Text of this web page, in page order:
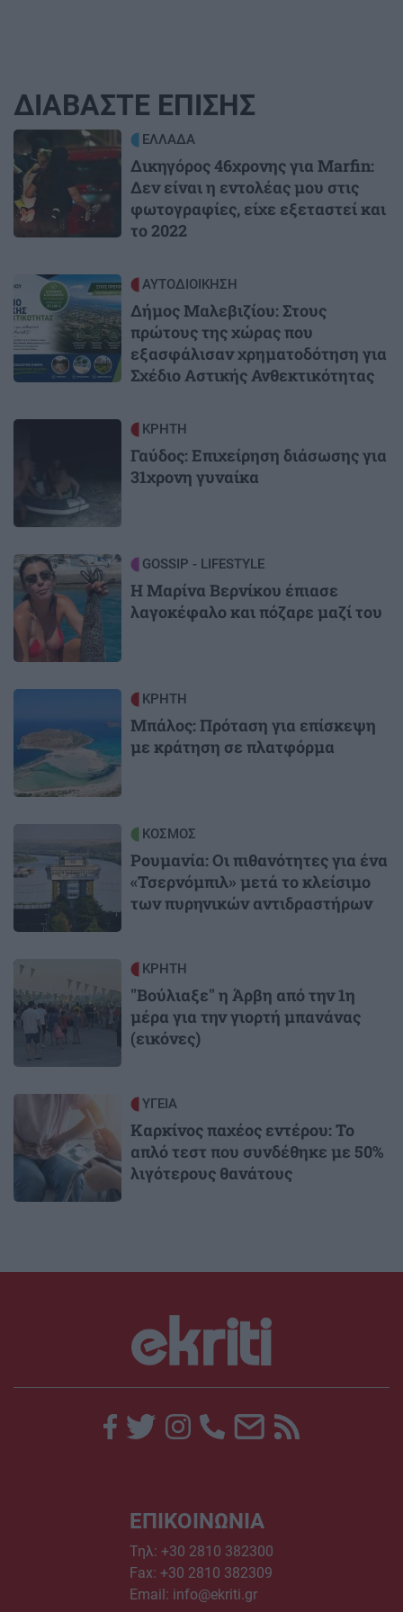
ΔΙΑΒΑΣΤΕ ΕΠΙΣΗΣ
ΕΛΛΑΔΑ
Δικηγόρος 46χρονης για Marfin:
Δεν είναι η εντολέας μου στις
φωτογραφίες, είχε εξεταστεί και
το 2022
Image ΑΥΤΟΔΙΟΙΚΗΣΗ
Δήμος Μαλεβιζίου: Στους
πρώτους της χώρας που
εξασφάλισαν χρηματοδότηση για
Σχέδιο Αστικής Ανθεκτικότητας
ΚΡΗΤΗ
Γαύδος: Επιχείρηση διάσωσης για
31χρονη γυναίκα
Image GOSSIP - LIFESTYLE
Η Μαρίνα Βερνίκου έπιασε
λαγοκέφαλο και πόζαρε μαζί του
ΚΡΗΤΗ
Μπάλος: Πρόταση για επίσκεψη
με κράτηση σε πλατφόρμα
ΚΟΣΜΟΣ
Ρουμανία: Οι πιθανότητες για ένα
«Τσερνόμπιλ» μετά το κλείσιμο
των πυρηνικών αντιδραστήρων
Image ΚΡΗΤΗ
"Βούλιαξε" η Άρβη από την 1η
μέρα για την γιορτή μπανάνας
(εικόνες)
ΥΓΕΙΑ
Καρκίνος παχέος εντέρου: Το
απλό τεστ που συνδέθηκε με 50%
λιγότερους θανάτους
ΕΠΙΚΟΙΝΩΝΙΑ
Τηλ: +30 2810 382300
Fax: +30 2810 382309
Email: info@ekriti.gr